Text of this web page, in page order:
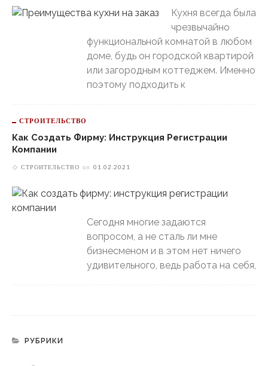
Кухня всегда была
чрезвычайно
функциональной комнатой в любом
доме, будь он городской квартирой
или загородным коттеджем. Именно
поэтому подходить к
СТРОИТЕЛЬСТВО
Как Создать Фирму: Инструкция Регистрации
Компании
СТРОИТЕЛЬСТВО on 01.02.2021
Сегодня многие задаются
вопросом, а не сталь ли мне
бизнесменом и в этом нет ничего
удивительного, ведь работа на себя,
РУБРИКИ